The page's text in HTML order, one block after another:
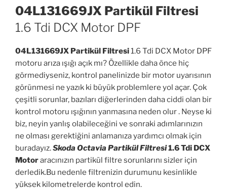
04L131669JX Partikül Filtresi
1.6 Tdi DCX Motor DPF
04L131669JX Partikül Filtresi1.6 Tdi DCX Motor DPF
motoru arıza ışığı açık mı? Özellikle daha önce hiç
görmediyseniz, kontrol panelinizde bir motor uyarısının
görünmesi ne yazık ki büyük problemlere yol açar. Çok
çeşitli sorunlar, bazıları diğerlerinden daha ciddi olan bir
kontrol motoru ışığının yanmasına neden olur . Neyse ki
biz, neyin yanlış olabileceğini ve sonraki adımlarınızın
ne olması gerektiğini anlamanıza yardımcı olmak için
buradayız.Skoda Octavia Partikül Filtresi1.6 Tdi DCX
Motoraracınızın partikül filtre sorunlarını sizler için
derledik.Bu nedenle filtrenizin durumunu kesinlikle
yüksek kilometrelerde kontrol edin.